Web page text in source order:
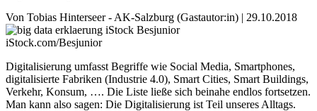
Von Tobias Hinterseer - AK-Salzburg (Gastautor:in) | 29.10.2018
iStock.com/Besjunior
Digitalisierung umfasst Begriffe wie Social Media, Smartphones,
digitalisierte Fabriken (Industrie 4.0), Smart Cities, Smart Buildings,
Verkehr, Konsum, …. Die Liste ließe sich beinahe endlos fortsetzen.
Man kann also sagen: Die Digitalisierung ist Teil unseres Alltags.